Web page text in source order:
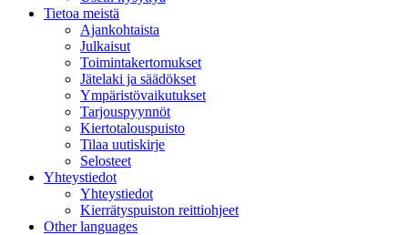
Tietoa meistä
Ajankohtaista
Julkaisut
Toimintakertomukset
Jätelaki ja säädökset
Ympäristövaikutukset
Tarjouspyynnöt
Kiertotalouspuisto
Tilaa uutiskirje
Selosteet
Yhteystiedot
Yhteystiedot
Kierrätyspuiston reittiohjeet
Other languages